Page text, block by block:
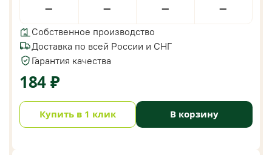
— — — —
Собственное производство
Доставка по всей России и СНГ
Гарантия качества
184 ₽
В корзину
Купить в 1 клик